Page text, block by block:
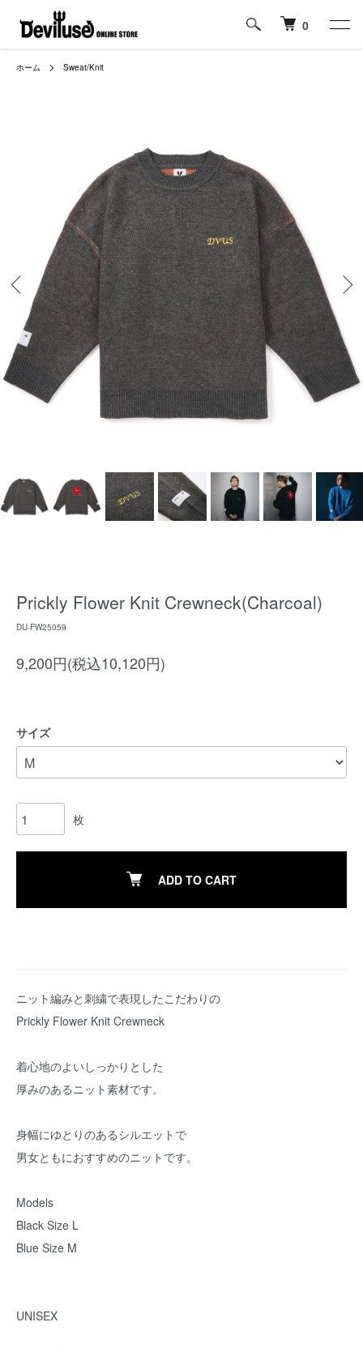
0
ホーム Sweat/Knit
Prickly Flower Knit Crewneck(Charcoal)
DU-FW25059
9,200円(税込10,120円)
サイズ
枚
ADD TO CART
ニット編みと刺繍で表現したこだわりの
Prickly Flower Knit Crewneck
着心地のよいしっかりとした
厚みのあるニット素材です。
身幅にゆとりのあるシルエットで
男女ともにおすすめのニットです。
Models
Black Size L
Blue Size M
UNISEX